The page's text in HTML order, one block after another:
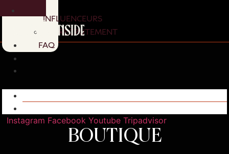
INFLUENCEURS
RECRUTEMENT
FAQ
Instagram Facebook Youtube Tripadvisor
BOUTIQUE